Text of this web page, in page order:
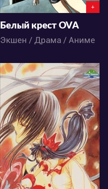
+
Белый крест OVA
Экшен / Драма / Аниме
4471
1 1